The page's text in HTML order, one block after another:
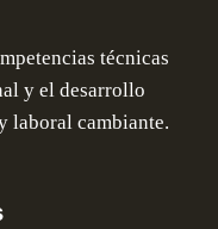
técnicas
y el desarrollo
laboral cambiante.